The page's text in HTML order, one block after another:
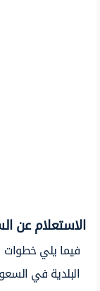
الاستعلام عن
فيما يلي خطوات
البلدية في